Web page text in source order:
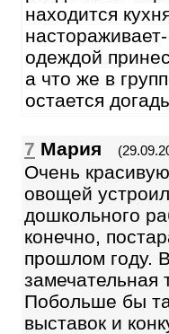
находится
одеждой
а что же в
остается
7 Мария
Очень
овощей
дошкольного
конечно,
прошлом году.
замечательная
Побольше бы
выставок и